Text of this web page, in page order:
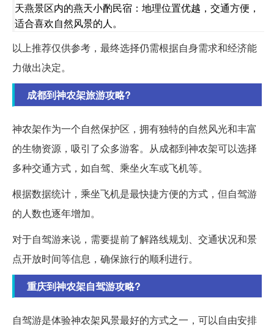
天燕景区内的燕天小酌民宿：地理位置优越，交通方便，
适合喜欢自然风景的人。
以上推荐仅供参考，最终选择仍需根据自身需求和经济能
力做出决定。
成都到神农架旅游攻略?
神农架作为一个自然保护区，拥有独特的自然风光和丰富
的生物资源，吸引了众多游客。从成都到神农架可以选择
多种交通方式，如自驾、乘坐火车或飞机等。
根据数据统计，乘坐飞机是最快捷方便的方式，但自驾游
的人数也逐年增加。
对于自驾游来说，需要提前了解路线规划、交通状况和景
点开放时间等信息，确保旅行的顺利进行。
重庆到神农架自驾游攻略?
自驾游是体验神农架风景最好的方式之一，可以自由安排